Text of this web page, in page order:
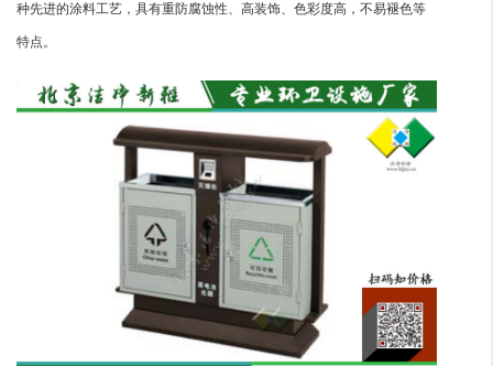
种先进的涂料工艺，具有重防腐蚀性、高装饰、色彩度高，不易褪色等
特点。